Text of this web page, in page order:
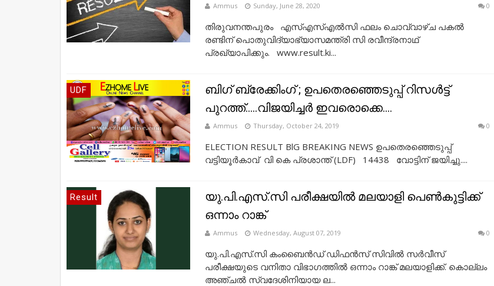
Ammus Sunday, June 28, 2020 0
തിരുവനന്തപുരം എസ്‌എസ്‌എൽസി ഫലം ചൊവ്വാഴ്‌ച പകൽ
രണ്ടിന്‌ പൊതുവിദ്യാഭ്യാസമന്ത്രി സി രവീന്ദ്രനാഥ്‌
പ്രഖ്യാപിക്കും. www.result.ki...
UDF
ബിഗ്‌ ബ്രേക്കിംഗ് ; ഉപതെരഞ്ഞെടുപ്പ് റിസൾട്ട്‌
പുറത്ത്.....വിജയിച്ചർ ഇവരൊക്കെ....
Ammus Thursday, October 24, 2019 0
ELECTION RESULT BlG BREAKING NEWS ഉപതെരഞ്ഞെടുപ്പ്
വട്ടിയൂർകാവ് വി കെ പ്രശാന്ത് (LDF) 14438 വോട്ടിന് ജയിച്ചു....
Result
യു.പി.എസ്.സി പരീക്ഷയില്‍ മലയാളി പെണ്‍കുട്ടിക്ക്
ഒന്നാം റാങ്ക്
Ammus Wednesday, August 07, 2019 0
യു.പി.എസ്.സി കംബൈന്‍ഡ് ഡിഫന്‍സ് സിവില്‍ സര്‍വീസ്
പരീക്ഷയുടെ വനിതാ വിഭാഗത്തില്‍ ഒന്നാം റാങ്ക് മലയാളിക്ക്. കൊല്ലം
അഞ്ചല്‍ സ്വദേശിനിയായ ല...